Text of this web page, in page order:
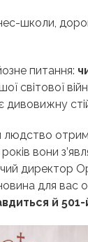
школи,
питання:
світової
дивовижну
вони
директор
для вас
й 501-